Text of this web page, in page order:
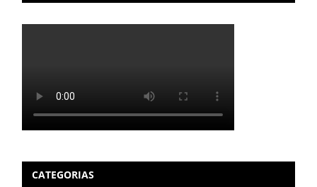
CATEGORIAS